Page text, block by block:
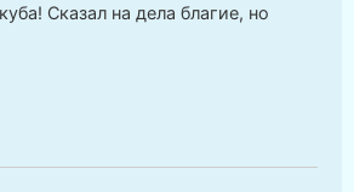
Сказал на дела благие, но